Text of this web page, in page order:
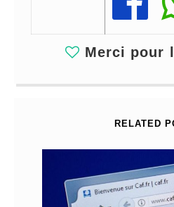
Merci pour
RELATED